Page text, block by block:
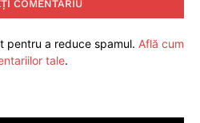
pentru a reduce spamul. Află cum
tale.